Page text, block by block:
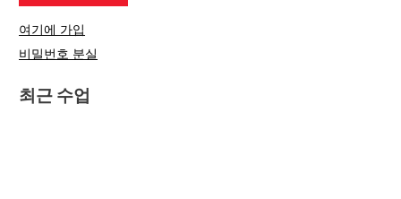
여기에 가입
비밀번호 분실
최근 수업